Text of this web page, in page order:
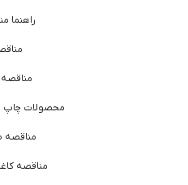
راهنما
محصولات چاپ
مناقصه
مناقصه